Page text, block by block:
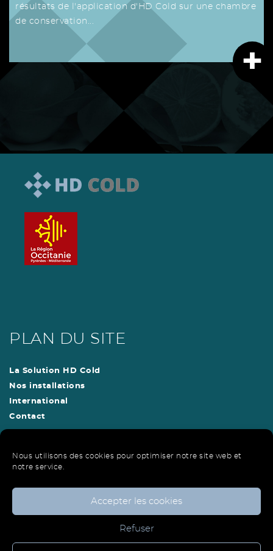
Nous utilisons des cookies pour optimiser notre site web et
notre service.
Accepter les cookies
Refuser
résultats de l'application d'HD Cold sur une chambre
de conservation...
+
PLAN DU SITE
La Solution HD Cold
Nos installations
International
Contact